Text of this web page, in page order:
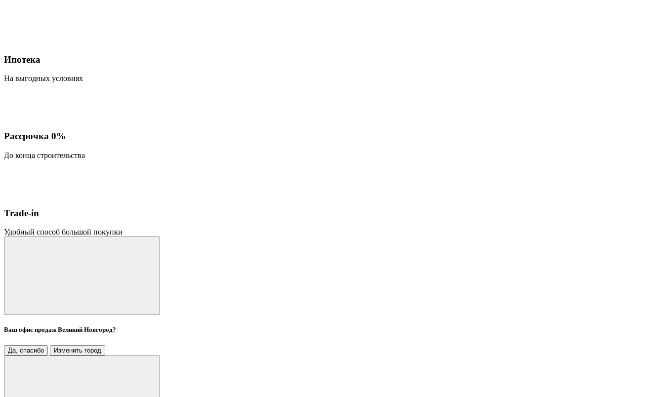
Ипотека
На выгодных условиях
Рассрочка 0%
До конца строительства
Trade-in
Удобный способ большой покупки
Ваш офис продажВеликий Новгород?
Да, спасибо Изменить город